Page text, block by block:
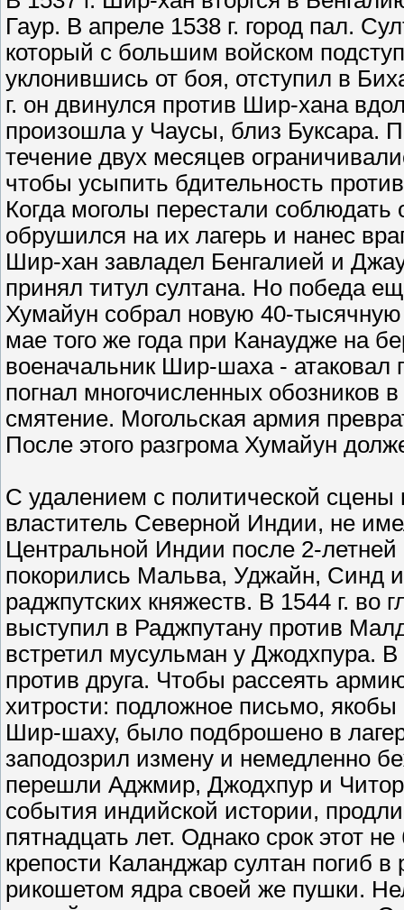
Гаур. В апреле 1538 г. город пал.
который с большим войском
уклонившись от боя, отступил в
г. он двинулся против Шир-хана
произошла у Чаусы, близ Буксара.
течение двух месяцев
чтобы усыпить бдительность
Когда моголы перестали соблюдать
обрушился на их лагерь и нанес
Шир-хан завладел Бенгалией и
принял титул султана. Но победа
Хумайун собрал новую 40-
мае того же года при Канаудже на
военачальник Шир-шаха - атаковал
погнал многочисленных обозников
смятение. Могольская армия
После этого разгрома Хумайун
С удалением с политической
властитель Северной Индии, не
Центральной Индии после 2-
покорились Мальва, Уджайн, Синд
раджпутских княжеств. В 1544 г.
выступил в Раджпутану против
встретил мусульман у Джодхпура.
против друга. Чтобы рассеять
хитрости: подложное письмо,
Шир-шаху, было подброшено в
заподозрил измену и немедленно
перешли Аджмир, Джодхпур и
события индийской истории,
пятнадцать лет. Однако срок этот
крепости Каланджар султан погиб
рикошетом ядра своей же пушки.